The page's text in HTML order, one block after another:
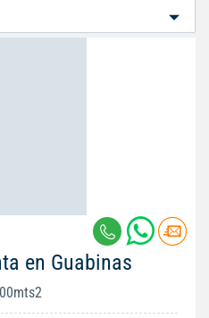
en Guabinas